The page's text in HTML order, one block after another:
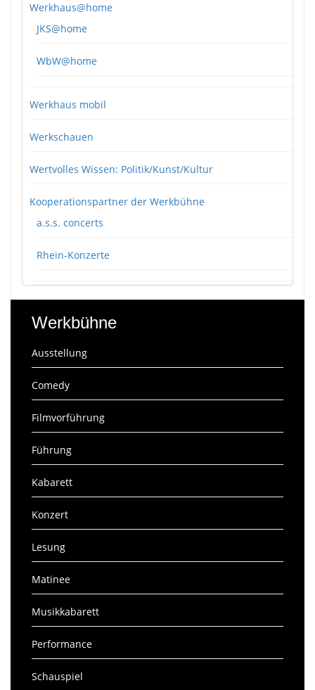
Werkhaus@home
JKS@home
WbW@home
Werkhaus mobil
Werkschauen
Wertvolles Wissen: Politik/Kunst/Kultur
Kooperationspartner der Werkbühne
a.s.s. concerts
Rhein-Konzerte
Werkbühne
Ausstellung
Comedy
Filmvorführung
Führung
Kabarett
Konzert
Lesung
Matinee
Musikkabarett
Performance
Schauspiel